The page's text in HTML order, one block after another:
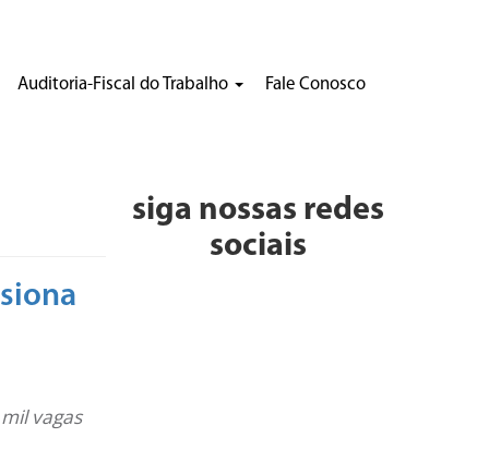
Auditoria-Fiscal do Trabalho Fale Conosco
vagas
siga nossas redes
sociais